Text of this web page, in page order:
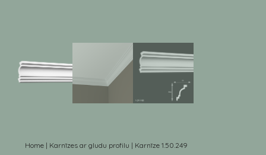
Home | Karnīzes ar gludu profilu | Karnīze 1.50.249